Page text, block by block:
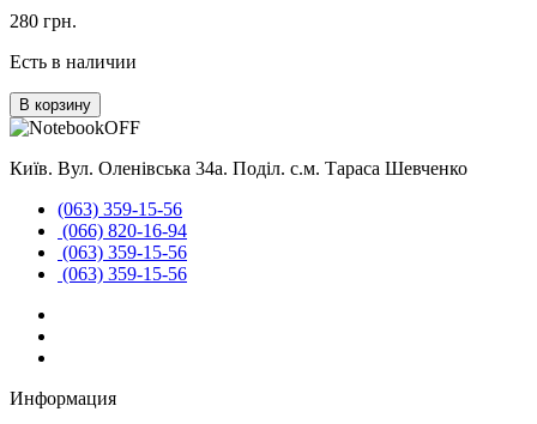
280 грн.
Есть в наличии
В корзину
Київ. Вул. Оленівська 34а. Поділ. с.м. Тараса Шевченко
(063) 359-15-56
(066) 820-16-94
(063) 359-15-56
(063) 359-15-56
Информация